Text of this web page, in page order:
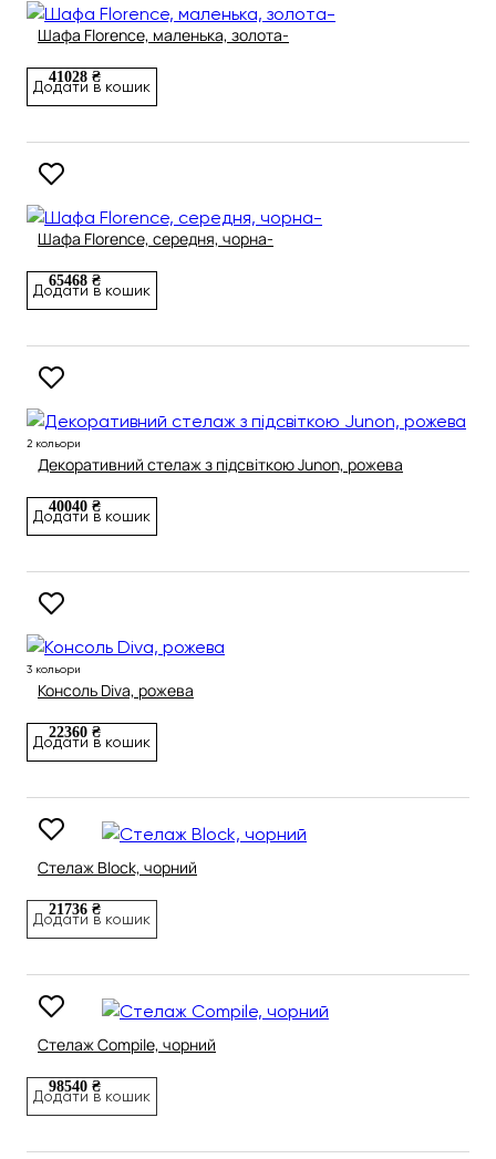
Шафа Florence, маленька, золота-
41028 ₴
Додати в кошик
Шафа Florence, середня, чорна-
65468 ₴
Додати в кошик
2 кольори
Декоративний стелаж з підсвіткою Junon, рожева
40040 ₴
Додати в кошик
3 кольори
Консоль Diva, рожева
22360 ₴
Додати в кошик
Стелаж Block, чорний
21736 ₴
Додати в кошик
Стелаж Compile, чорний
98540 ₴
Додати в кошик